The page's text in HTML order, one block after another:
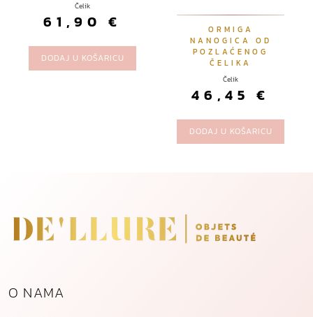
Čelik
61,90 €
DODAJ U KOŠARICU
ORMIGA
NANOGICA OD
POZLAĆENOG
ČELIKA
Čelik
46,45 €
DODAJ U KOŠARICU
O NAMA